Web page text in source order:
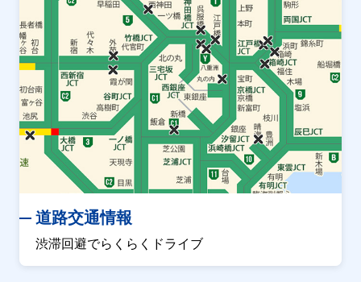
道路交通情報
渋滞回避でらくらくドライブ